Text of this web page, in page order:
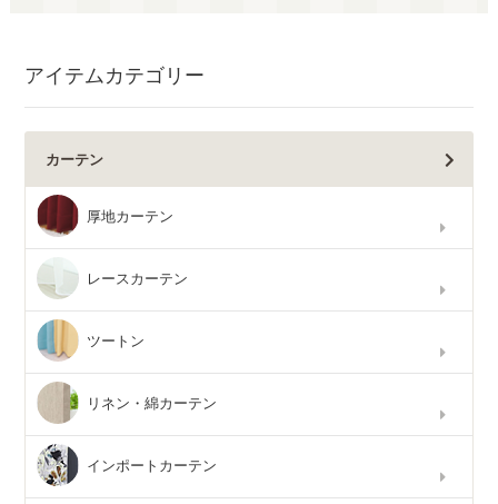
アイテムカテゴリー
カーテン
厚地カーテン
レースカーテン
ツートン
リネン・綿カーテン
インポートカーテン